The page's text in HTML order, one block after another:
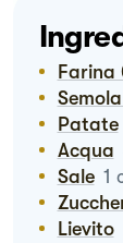
Patate
Acqua
Sale 1
Lievito